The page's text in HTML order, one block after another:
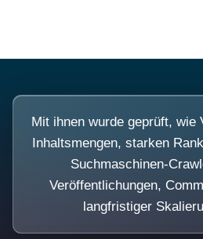
Mit ihnen wurde geprüft, wie
Inhaltsmengen, starken
Suchmaschinen-
Veröffentlichungen,
langfristiger